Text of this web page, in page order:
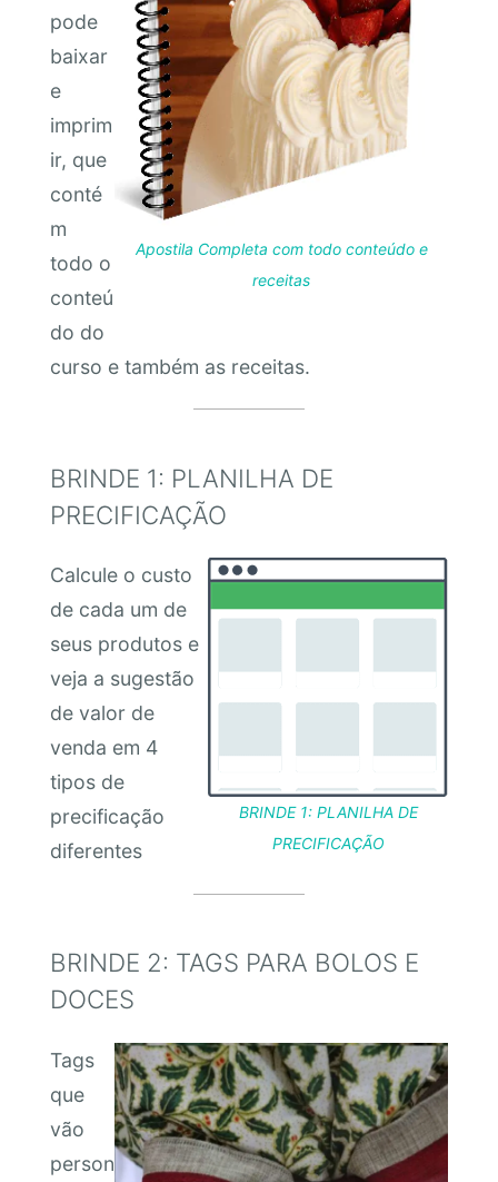
Apostila Completa com todo conteúdo e
receitas
pode
baixar
e
imprim
ir, que
conté
m
todo o
conteú
do do
curso e também as receitas.
BRINDE 1: PLANILHA DE
PRECIFICAÇÃO
BRINDE 1: PLANILHA DE
PRECIFICAÇÃO
Calcule o custo
de cada um de
seus produtos e
veja a sugestão
de valor de
venda em 4
tipos de
precificação
diferentes
BRINDE 2: TAGS PARA BOLOS E
DOCES
Tags
que
vão
person